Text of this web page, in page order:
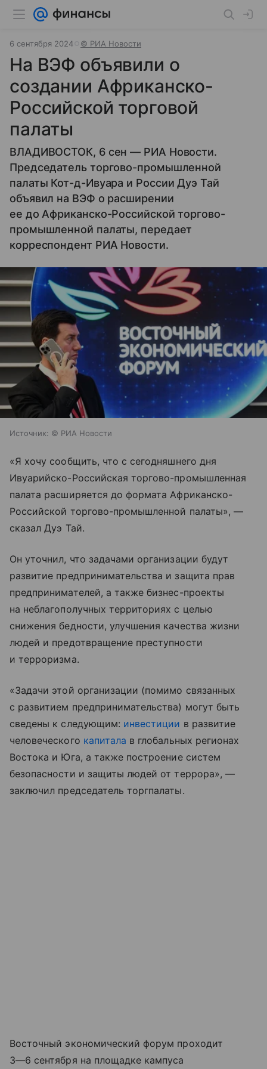
6 сентября 2024 © РИА Новости
На ВЭФ объявили о
создании Африканско-
Российской торговой
палаты
ВЛАДИВОСТОК, 6 сен — РИА Новости.
Председатель торгово-промышленной
палаты Кот-д-Ивуара и России Дуэ Тай
объявил на ВЭФ о расширении
ее до Африканско-Российской торгово-
промышленной палаты, передает
корреспондент РИА Новости.
Источник: © РИА Новости
«Я хочу сообщить, что с сегодняшнего дня
Ивуарийско-Российская торгово-промышленная
палата расширяется до формата Африканско-
Российской торгово-промышленной палаты», —
сказал Дуэ Тай.
Он уточнил, что задачами организации будут
развитие предпринимательства и защита прав
предпринимателей, а также бизнес-проекты
на неблагополучных территориях с целью
снижения бедности, улучшения качества жизни
людей и предотвращение преступности
и терроризма.
«Задачи этой организации (помимо связанных
с развитием предпринимательства) могут быть
сведены к следующим: инвестиции в развитие
человеческого капитала в глобальных регионах
Востока и Юга, а также построение систем
безопасности и защиты людей от террора», —
заключил председатель торгпалаты.
Восточный экономический форум проходит
3—6 сентября на площадке кампуса